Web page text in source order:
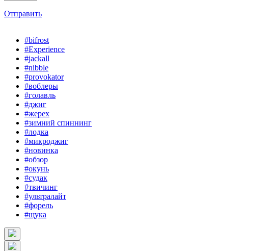
Отправить
#bifrost
#Experience
#jackall
#nibble
#provokator
#воблеры
#голавль
#джиг
#жерех
#зимний спиннинг
#лодка
#микроджиг
#новинка
#обзор
#окунь
#судак
#твичинг
#ультралайт
#форель
#щука